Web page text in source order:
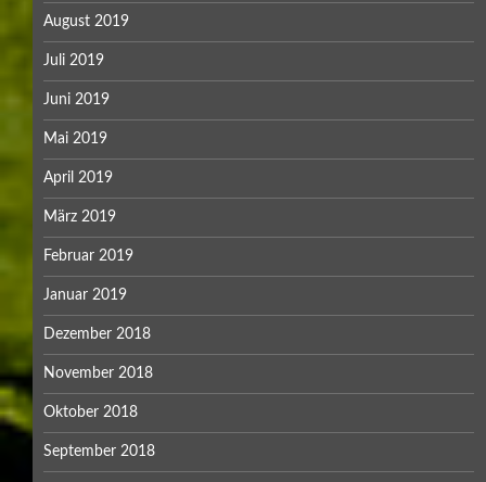
August 2019
Juli 2019
Juni 2019
Mai 2019
April 2019
März 2019
Februar 2019
Januar 2019
Dezember 2018
November 2018
Oktober 2018
September 2018